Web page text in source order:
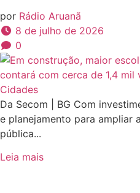
por Rádio Aruanã
8 de julho de 2026
0
Cidades
Da Secom | BG Com
e planejamento para ampliar
pública...
Leia mais